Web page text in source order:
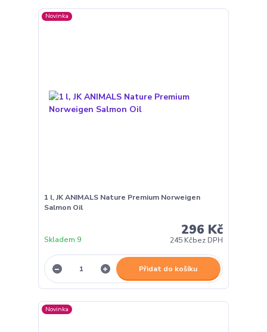
Novinka
1 l, JK ANIMALS Nature Premium Norweigen
Salmon Oil
296 Kč
245 Kčbez DPH
Skladem 9
Přidat do košíku
Novinka